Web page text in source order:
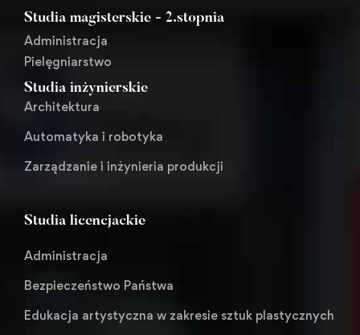
Studia magisterskie - 2.stopnia
Administracja
Pielęgniarstwo
Studia inżynierskie
Architektura
Automatyka i robotyka
Zarządzanie i inżynieria produkcji
Studia licencjackie
Administracja
Bezpieczeństwo Państwa
Edukacja artystyczna w zakresie sztuk plastycznych